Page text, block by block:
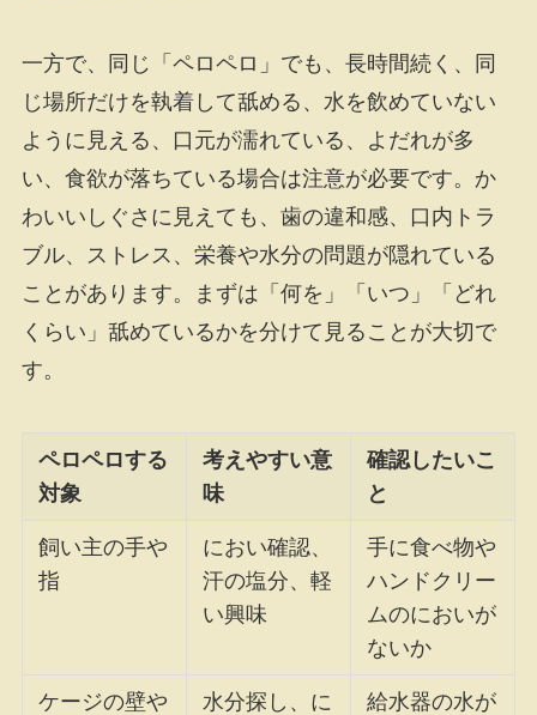
一方で、同じ「ペロペロ」でも、長時間続く、同
じ場所だけを執着して舐める、水を飲めていない
ように見える、口元が濡れている、よだれが多
い、食欲が落ちている場合は注意が必要です。か
わいいしぐさに見えても、歯の違和感、口内トラ
ブル、ストレス、栄養や水分の問題が隠れている
ことがあります。まずは「何を」「いつ」「どれ
くらい」舐めているかを分けて見ることが大切で
す。
ペロペロする
対象
考えやすい意
味
確認したいこ
と
飼い主の手や
指
におい確認、
汗の塩分、軽
い興味
手に食べ物や
ハンドクリー
ムのにおいが
ないか
ケージの壁や
水分探し、に
給水器の水が